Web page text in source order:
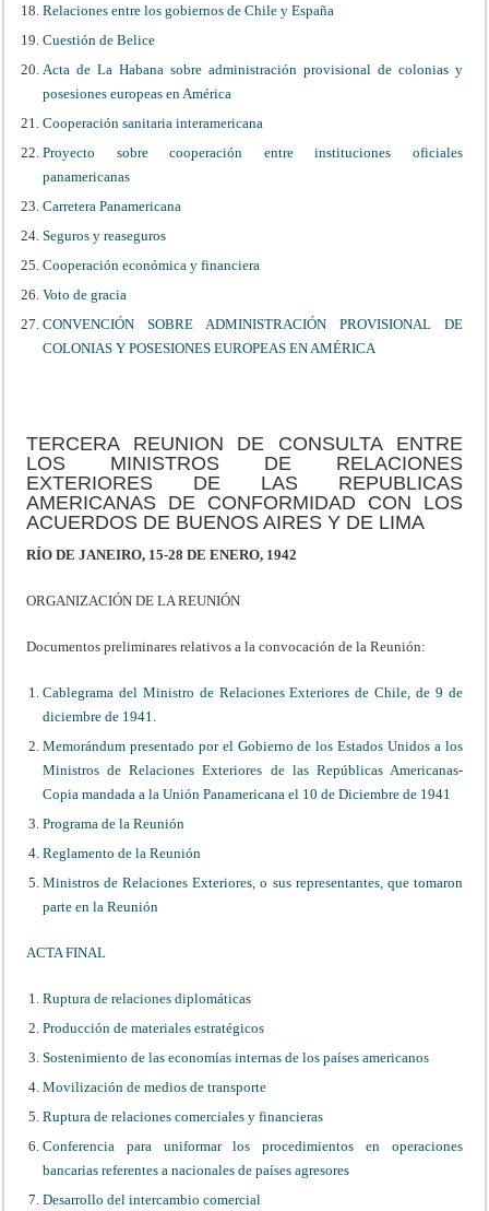
Relaciones entre los gobiernos de Chile y España
Cuestión de Belice
Acta de La Habana sobre administración provisional de colonias y
posesiones europeas en América
Cooperación sanitaria interamericana
Proyecto sobre cooperación entre instituciones oficiales
panamericanas
Carretera Panamericana
Seguros y reaseguros
Cooperación económica y financiera
Voto de gracia
CONVENCIÓN SOBRE ADMINISTRACIÓN PROVISIONAL DE
COLONIAS Y POSESIONES EUROPEAS EN AMÉRICA
TERCERA REUNION DE CONSULTA ENTRE
LOS MINISTROS DE RELACIONES
EXTERIORES DE LAS REPUBLICAS
AMERICANAS DE CONFORMIDAD CON LOS
ACUERDOS DE BUENOS AIRES Y DE LIMA
RÍO DE JANEIRO, 15-28 DE ENERO, 1942
ORGANIZACIÓN DE LA REUNIÓN
Documentos preliminares relativos a la convocación de la Reunión:
Cablegrama del Ministro de Relaciones Exteriores de Chile, de 9 de
diciembre de 1941.
Memorándum presentado por el Gobierno de los Estados Unidos a los
Ministros de Relaciones Exteriores de las Repúblicas Americanas-
Copia mandada a la Unión Panamericana el 10 de Diciembre de 1941
Programa de la Reunión
Reglamento de la Reunión
Ministros de Relaciones Exteriores, o sus representantes, que tomaron
parte en la Reunión
ACTA FINAL
Ruptura de relaciones diplomáticas
Producción de materiales estratégicos
Sostenimiento de las economías internas de los países americanos
Movilización de medios de transporte
Ruptura de relaciones comerciales y financieras
Conferencia para uniformar los procedimientos en operaciones
bancarias referentes a nacionales de países agresores
Desarrollo del intercambio comercial